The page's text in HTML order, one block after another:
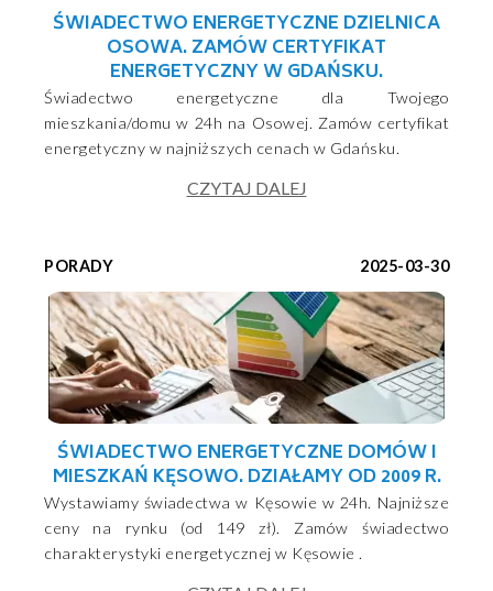
ŚWIADECTWO ENERGETYCZNE DZIELNICA
OSOWA. ZAMÓW CERTYFIKAT
ENERGETYCZNY W GDAŃSKU.
Świadectwo energetyczne dla Twojego
mieszkania/domu w 24h na Osowej. Zamów certyfikat
energetyczny w najniższych cenach w Gdańsku.
CZYTAJ DALEJ
PORADY 2025-03-30
ŚWIADECTWO ENERGETYCZNE DOMÓW I
MIESZKAŃ KĘSOWO. DZIAŁAMY OD 2009 R.
Wystawiamy świadectwa w Kęsowie w 24h. Najniższe
ceny na rynku (od 149 zł). Zamów świadectwo
charakterystyki energetycznej w Kęsowie .